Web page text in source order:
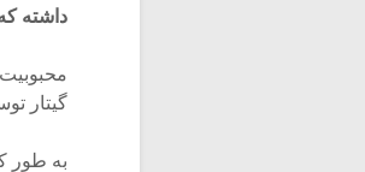
داشته
گیتار
به طور